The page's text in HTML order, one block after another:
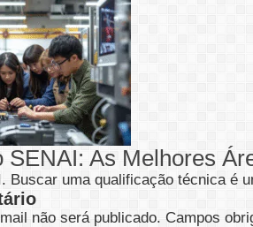
SENAI: As Melhores
Buscar uma qualificação técnica é
não será publicado. Campos